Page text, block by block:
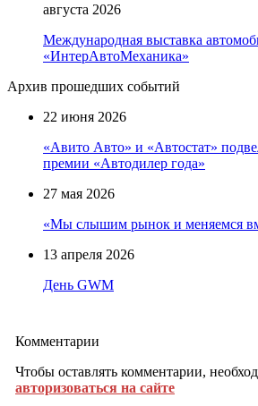
августа 2026
Международная выставка
«ИнтерАвтоМеханика»
Архив прошедших событий
22 июня 2026
«Авито Авто» и «Автостат»
премии «Автодилер года»
27 мая 2026
«Мы слышим рынок и меняемся
13 апреля 2026
День GWM
Комментарии
Чтобы оставлять комментарии,
авторизоваться на сайте